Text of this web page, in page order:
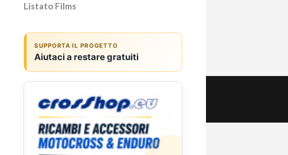
Listato Films
SUPPORTA IL PROGETTO
Aiutaci a restare gratuiti